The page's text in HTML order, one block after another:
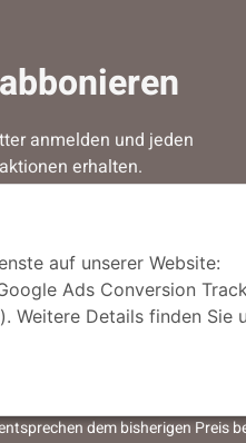
auf unserer Website:
Ads Conversion
Weitere Details finden Sie
anmelden und jeden
erhalten.
dem bisherigen Preis